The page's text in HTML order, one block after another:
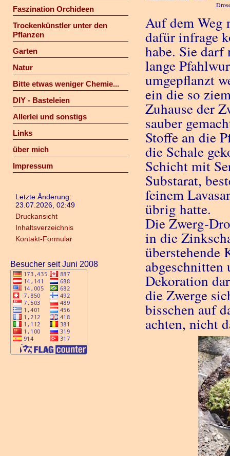
Faszination Orchideen
Trockenkünstler unter den
Pflanzen
Garten
Natur
Bitte etwas weniger Chemie...
DIY - Basteleien
Allerlei und sonstigs
Links
über mich
Impressum
Letzte Änderung:
23.07.2026, 02:49
Druckansicht
Inhaltsverzeichnis
Kontakt-Formular
Besucher seit Juni 2008
Auf dem Weg
dafür infrage
habe. Sie darf
lange
umgepflanzt
ein die so
Zuhause der
sauber
Stoffe an die
die Schale
Schicht mit
Substarat,
feinem
übrig hatte.
Die Zwerg-
in die
überstehende
Dekoration
die Zwerge
bisschen auf
achten, nicht